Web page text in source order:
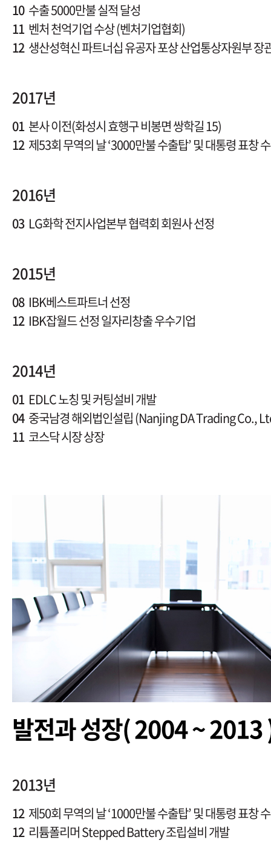
10 수출 5000만불 실적 달성
11 벤처 천억기업 수상 (벤처기업협회)
12 생산성혁신 파트너십 유공자 포상 산업통상자원부 장
2017년
01 본사 이전(화성시 효행구 비봉면 쌍학길 15)
12 제53회 무역의 날 ‘3000만불 수출탑’ 및 대통령 표창
2016년
03 LG화학 전지사업본부 협력회 회원사 선정
2015년
08 IBK베스트파트너 선정
12 IBK잡월드 선정 일자리창출 우수기업
2014년
01 EDLC 노칭 및 커팅설비 개발
04 중국남경 해외법인설립 (Nanjing DA Trading Co.,
11 코스닥 시장 상장
발전과 성장( 2004 ~ 2013
2013년
12 제50회 무역의 날 ‘1000만불 수출탑’ 및 대통령 표창
12 리튬폴리머 Stepped Battery 조립설비 개발